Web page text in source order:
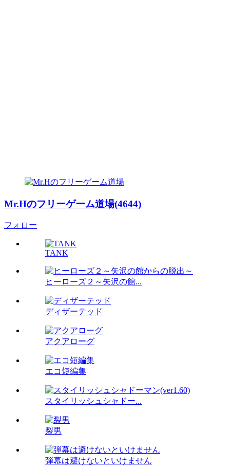
Mr.Hのフリーゲーム道場(4644)
フォロー
TANK
ヒーローズ２～矢沢の館...
ディザーテッド
アクアローグ
エコ短編集
スタイリッシュシャドー...
裂男
弾幕は避けないといけません